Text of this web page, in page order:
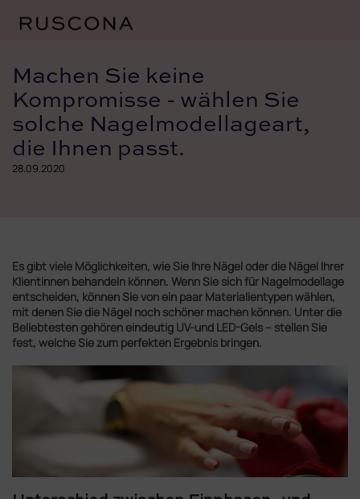
springen
Machen Sie keine
Kompromisse - wählen Sie
solche Nagelmodellageart,
die Ihnen passt.
28.09.2020
Es gibt viele Möglichkeiten, wie Sie Ihre Nägel oder die Nägel Ihrer
Klientinnen behandeln können. Wenn Sie sich für Nagelmodellage
entscheiden, können Sie von ein paar Materialientypen wählen,
mit denen Sie die Nägel noch schöner machen können. Unter die
Beliebtesten gehören eindeutig UV-und LED-Gels – stellen Sie
fest, welche Sie zum perfekten Ergebnis bringen.